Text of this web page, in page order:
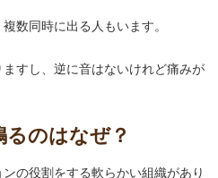
数同時に出る人もいます。
すし、逆に音はないけれど痛みが
るのはなぜ？
の役割をする軟らかい組織があり